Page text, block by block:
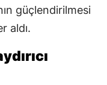
güçlendirilmesi
aldı.